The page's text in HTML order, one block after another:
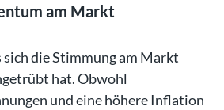
am Markt
sich die Stimmung am Markt
hat. Obwohl
und eine höhere Inflation